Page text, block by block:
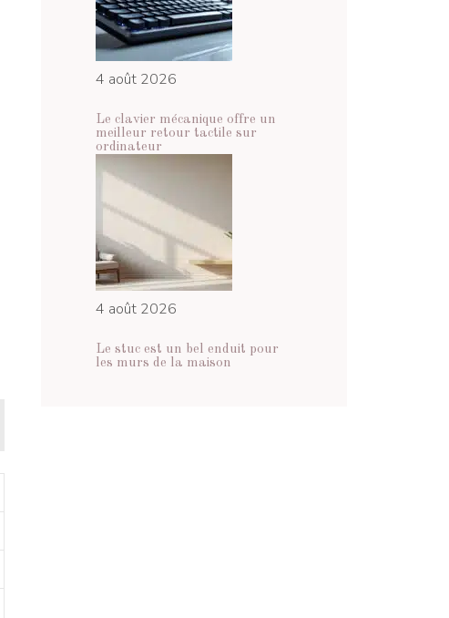
4 août 2026
Le clavier mécanique offre un
meilleur retour tactile sur
ordinateur
4 août 2026
Le stuc est un bel enduit pour
les murs de la maison